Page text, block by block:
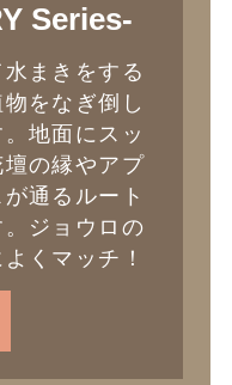
Series-
まきをする
をなぎ倒し
地面にスッ
の縁やアプ
通るルート
ジョウロの
くマッチ！